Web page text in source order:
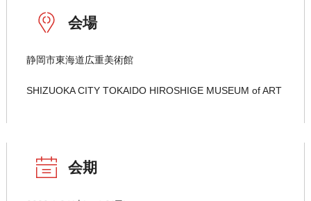
会場
静岡市東海道広重美術館
SHIZUOKA CITY TOKAIDO HIROSHIGE MUSEUM of ART
会期